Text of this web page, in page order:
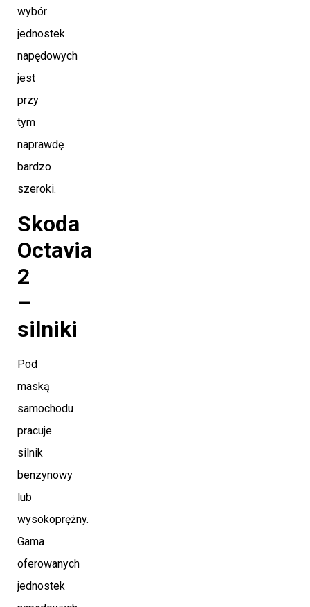
wybór
jednostek
napędowych
jest
przy
tym
naprawdę
bardzo
szeroki.
Skoda
Octavia
2
–
silniki
Pod
maską
samochodu
pracuje
silnik
benzynowy
lub
wysokoprężny.
Gama
oferowanych
jednostek